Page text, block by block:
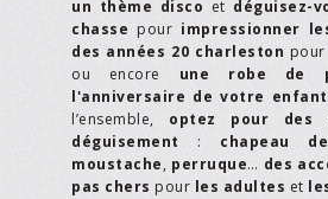
un thème disco et déguisez-
chasse pour impressionner
des années 20 charleston pour
ou encore une robe de
l'anniversaire de votre enfant
l’ensemble, optez pour des
déguisement : chapeau
moustache, perruque… des
pas chers pour les adultes et